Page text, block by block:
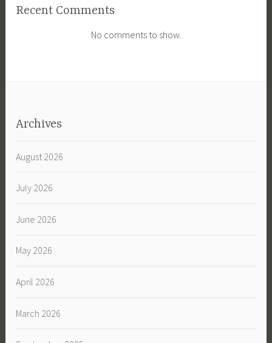
Recent Comments
No comments to show.
Archives
August 2026
July 2026
June 2026
May 2026
April 2026
March 2026